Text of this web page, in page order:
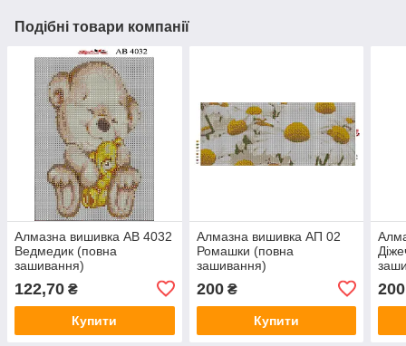
Подібні товари компанії
Алмазна вишивка АВ 4032
Ведмедик (повна
зашивання)
122,70 ₴
Купити
Алмазна вишивка АП 02
Ромашки (повна
зашивання)
200₴
Купити
200